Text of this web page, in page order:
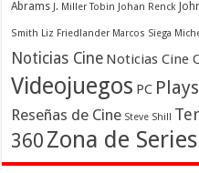
Abrams J. Miller Tobin Johan Renck
Smith Liz Friedlander Marcos Siega
Noticias Cine Noticias Cine
Videojuegos PC
Reseñas de Cine Steve Shill
360 Zona de Series